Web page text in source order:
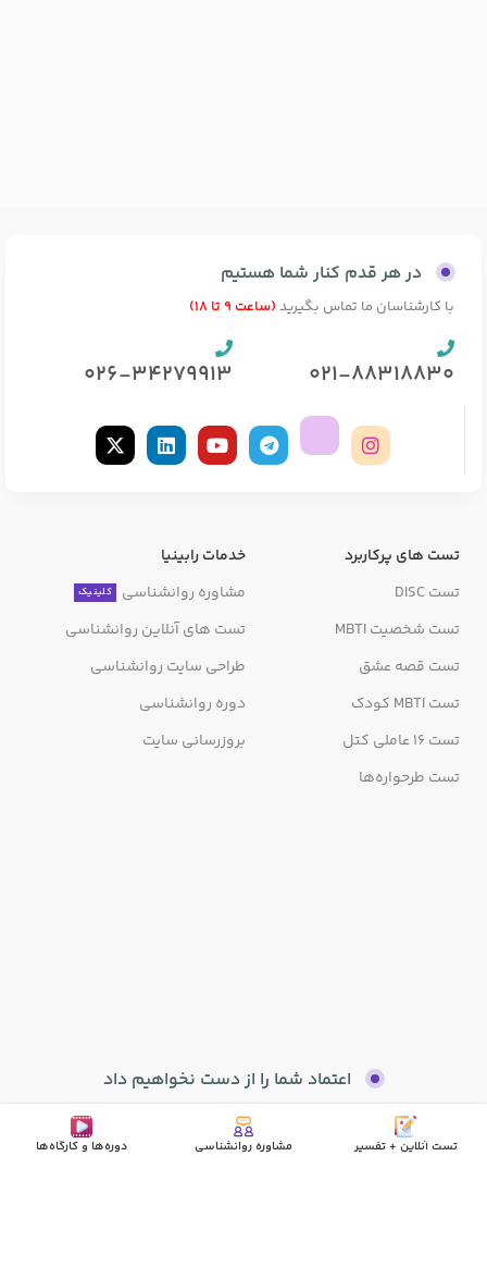
در هر قدم کنار شما هستیم
با کارشناسان ما تماس بگیرید (ساعت 9 تا 18)
021-88318830
026-34279913
تست های پرکاربرد
تست DISC
تست شخصیت MBTI
تست قصه عشق
تست MBTI کودک
تست 16 عاملی کتل
تست طرحواره‌ها
خدمات رابینیا
مشاوره روانشناسی
کلینیک
تست های آنلاین روانشناسی
طراحی سایت روانشناسی
دوره روانشناسی
بروزرسانی سایت
اعتماد شما را از دست نخواهیم داد
تست آنلاین + تفسیر مشاوره روانشناسی دوره‌ها و کارگاه‌ها